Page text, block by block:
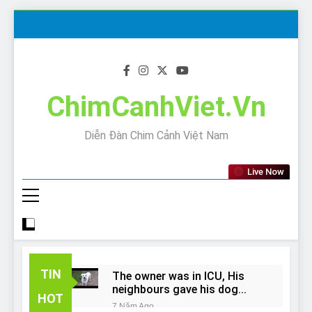
ChimCanhViet.Vn
Diễn Đàn Chim Cảnh Việt Nam
Live Now
TIN
HOT
The owner was in ICU, His
neighbours gave his dog
away!
7 Năm Ago